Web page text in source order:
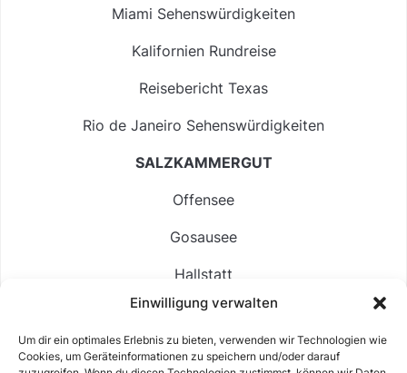
Einwilligung verwalten
Um dir ein optimales Erlebnis zu bieten, verwenden wir Technologien wie
Cookies, um Geräteinformationen zu speichern und/oder darauf
Miami Sehenswürdigkeiten
Kalifornien Rundreise
Reisebericht Texas
Rio de Janeiro Sehenswürdigkeiten
SALZKAMMERGUT
Offensee
Gosausee
Hallstatt
Langbathsee
Altausseer See